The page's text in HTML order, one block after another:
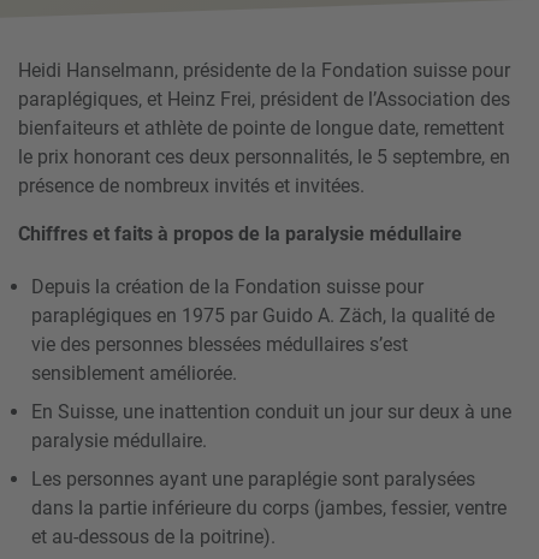
Heidi Hanselmann, présidente de la Fondation suisse pour
paraplégiques, et Heinz Frei, président de l’Association des
bienfaiteurs et athlète de pointe de longue date, remettent
le prix honorant ces deux personnalités, le 5 septembre, en
présence de nombreux invités et invitées.
Chiffres et faits à propos de la paralysie médullaire
Depuis la création de la Fondation suisse pour
paraplégiques en 1975 par Guido A. Zäch, la qualité de
vie des personnes blessées médullaires s’est
sensiblement améliorée.
En Suisse, une inattention conduit un jour sur deux à une
paralysie médullaire.
Les personnes ayant une paraplégie sont paralysées
dans la partie inférieure du corps (jambes, fessier, ventre
et au-dessous de la poitrine).